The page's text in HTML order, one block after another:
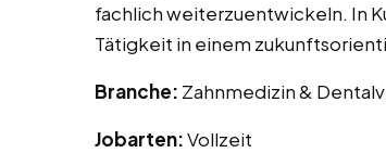
fachlich weiterzuentwickeln. In
Tätigkeit in einem
Branche: Zahnmedizin &
Jobarten:Vollzeit